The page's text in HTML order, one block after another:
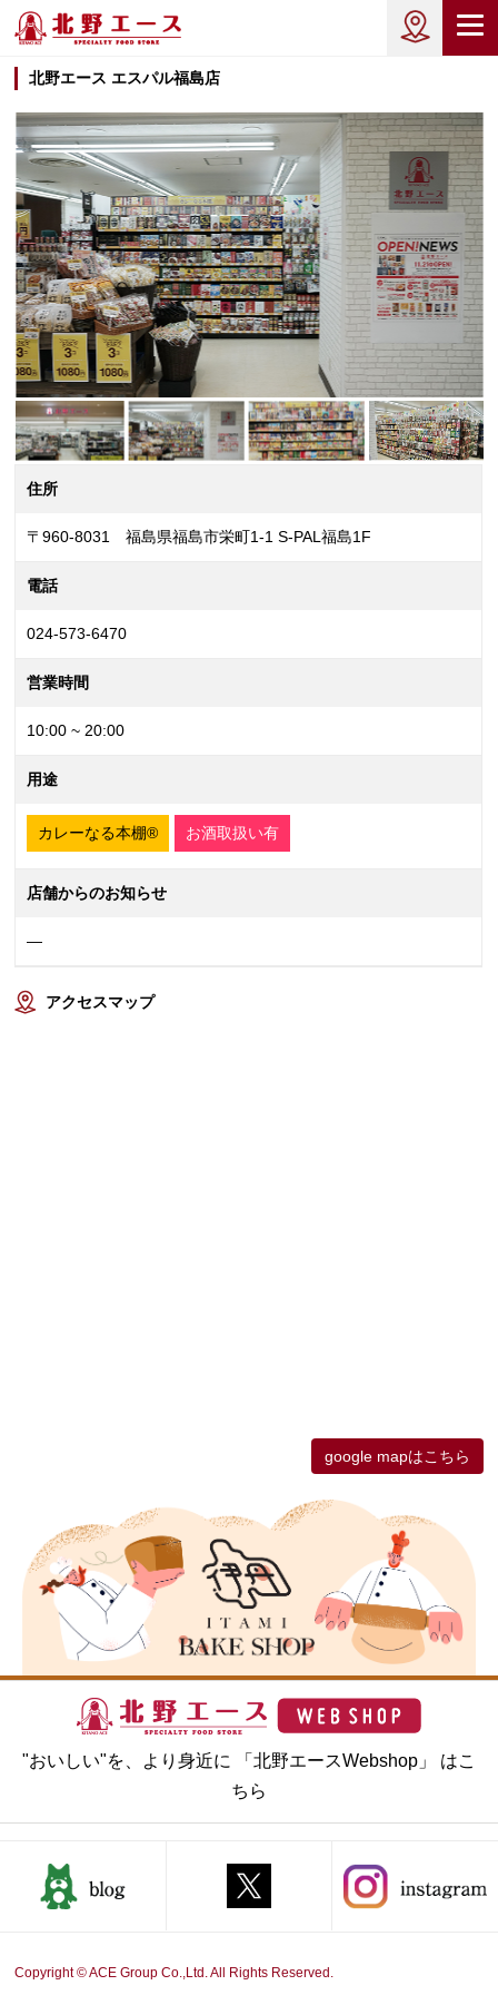
北野エース エスパル福島店
住所
〒960-8031 福島県福島市栄町1-1 S-PAL福島1F
電話
024-573-6470
営業時間
10:00 ~ 20:00
用途
カレーなる本棚® お酒取扱い有
店舗からのお知らせ
—
アクセスマップ
google mapはこちら
"おいしい"を、より身近に 「北野エースWebshop」 はこ
ちら
Copyright © ACE Group Co.,Ltd. All Rights Reserved.